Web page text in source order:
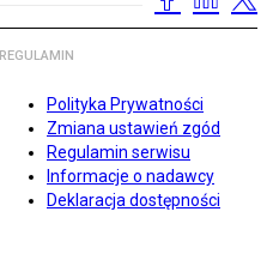
REGULAMIN
Polityka Prywatności
Zmiana ustawień zgód
Regulamin serwisu
Informacje o nadawcy
Deklaracja dostępności